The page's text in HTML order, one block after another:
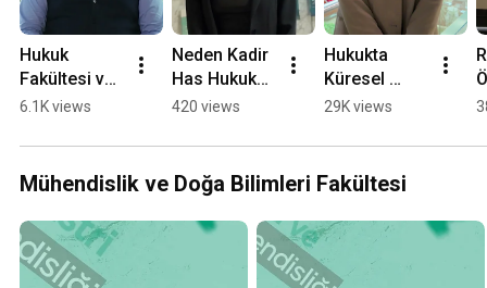
Hukuk
Fakültesi ve
Adalet:
Deneyimi
6.1K views
Neden Kadir
Has Hukuk?
Öğrencimizi
Eğitim
Modeli
420 views
Hukukta
Küresel
Vizyon:
Deneyimi ve
Akademik
Gelişim
29K views
Mühendislik ve Doğa Bilimleri Fakültesi